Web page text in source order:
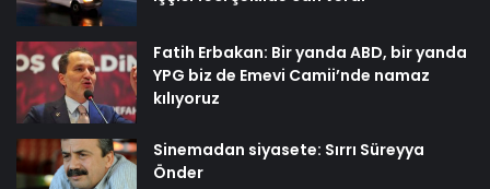
Fatih Erbakan: Bir yanda ABD, bir yanda
YPG biz de Emevi Camii’nde namaz
kılıyoruz
Sinemadan siyasete: Sırrı Süreyya
Önder